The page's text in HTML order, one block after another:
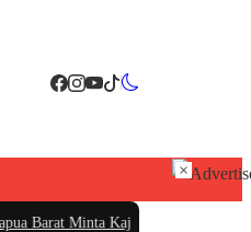
Papua Periksa PT. Fajar Papua
×